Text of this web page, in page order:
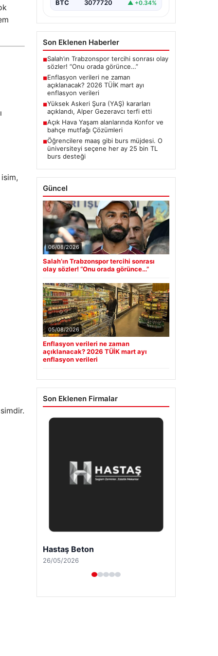
BTC 3077720 ▲ +0.34%
Son Eklenen Haberler
■Salah’ın Trabzonspor tercihi sonrası olay
sözler! “Onu orada görünce…”
■Enflasyon verileri ne zaman
açıklanacak? 2026 TÜİK mart ayı
enflasyon verileri
■Yüksek Askeri Şura (YAŞ) kararları
açıklandı, Alper Gezeravcı terfi etti
■Açık Hava Yaşam alanlarında Konfor ve
bahçe mutfağı Çözümleri
■Öğrencilere maaş gibi burs müjdesi. O
üniversiteyi seçene her ay 25 bin TL
burs desteği
Güncel
06/08/2026
Salah’ın Trabzonspor tercihi sonrası
olay sözler! “Onu orada görünce…”
05/08/2026
Enflasyon verileri ne zaman
açıklanacak? 2026 TÜİK mart ayı
enflasyon verileri
Son Eklenen Firmalar
Enes Kaplan Avukatlık Bürosu
28/04/2026